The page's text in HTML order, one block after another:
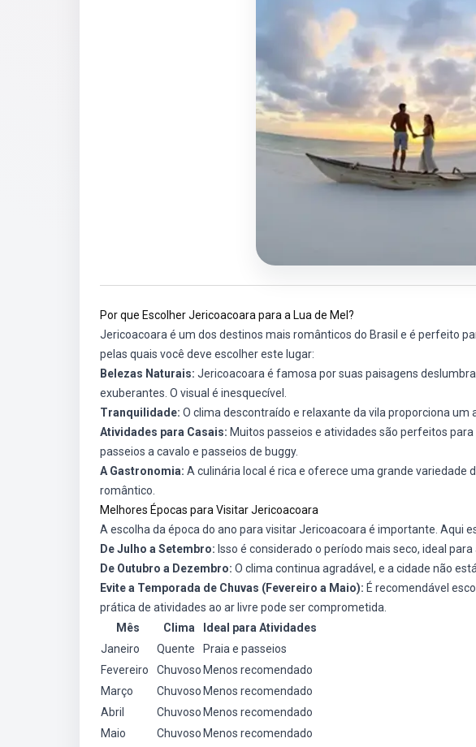
Por que Escolher Jericoacoara para a Lua de Mel?
Jericoacoara é um dos destinos mais românticos do Brasil e é perfeito
pelas quais você deve escolher este lugar:
Belezas Naturais: Jericoacoara é famosa por suas paisagens
exuberantes. O visual é inesquecível.
Tranquilidade: O clima descontraído e relaxante da vila proporciona um
Atividades para Casais: Muitos passeios e atividades são perfeitos
passeios a cavalo e passeios de buggy.
A Gastronomia: A culinária local é rica e oferece uma grande variedade
romântico.
Melhores Épocas para Visitar Jericoacoara
A escolha da época do ano para visitar Jericoacoara é importante. Aqui
De Julho a Setembro: Isso é considerado o período mais seco, ideal
De Outubro a Dezembro: O clima continua agradável, e a cidade não
Evite a Temporada de Chuvas (Fevereiro a Maio): É recomendável
prática de atividades ao ar livre pode ser comprometida.
Mês
Clima
Ideal para Atividades
Janeiro
Quente
Praia e passeios
Fevereiro
Chuvoso Menos recomendado
Março
Chuvoso Menos recomendado
Abril
Chuvoso Menos recomendado
Maio
Chuvoso Menos recomendado